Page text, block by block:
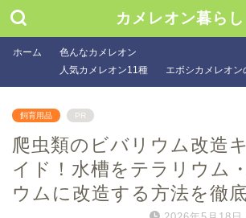
カメレオン暮らし
ホーム
色んなカメレオン
人気カメレオン11種
エボシカメレオン
飼育用品 PR
爬虫類のビバリウム改造
イド！水槽をテラリウム
ウムに改造する方法を徹